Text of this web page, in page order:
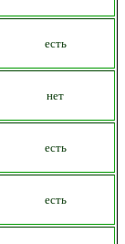
есть
нет
есть
есть